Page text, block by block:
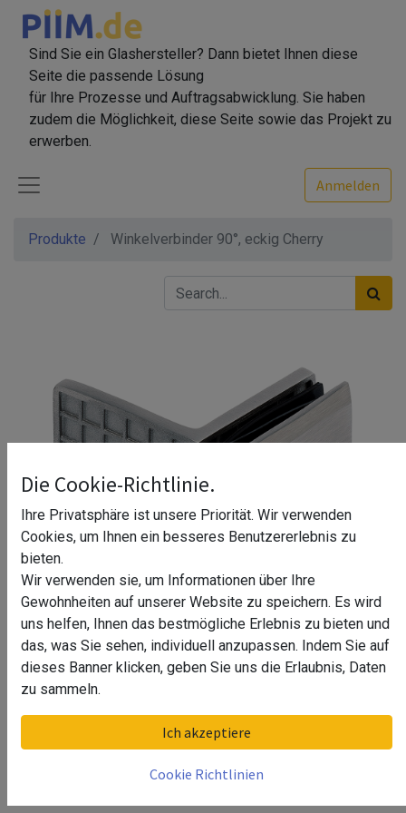
Sind Sie ein Glashersteller? Dann bietet Ihnen diese
Seite die passende Lösung
für Ihre Prozesse und Auftragsabwicklung. Sie haben
zudem die Möglichkeit, diese Seite sowie das Projekt zu
erwerben.
Anmelden
Produkte Winkelverbinder 90°, eckig Cherry
Winkelverbinder 90°, eckig Cherry
Oberfläche
Die Cookie-Richtlinie.
Ihre Privatsphäre ist unsere Priorität. Wir verwenden
Cookies, um Ihnen ein besseres Benutzererlebnis zu
bieten.
Wir verwenden sie, um Informationen über Ihre
Gewohnheiten auf unserer Website zu speichern. Es wird
uns helfen, Ihnen das bestmögliche Erlebnis zu bieten und
das, was Sie sehen, individuell anzupassen. Indem Sie auf
dieses Banner klicken, geben Sie uns die Erlaubnis, Daten
zu sammeln.
Ich akzeptiere
Cookie Richtlinien